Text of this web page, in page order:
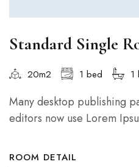
Standard Single
20m2 1 bed 1
Many desktop publishing
editors now use Lorem
ROOM DETAIL